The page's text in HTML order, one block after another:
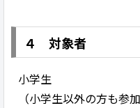
４ 対象者
小学生
（小学生以外の方も参